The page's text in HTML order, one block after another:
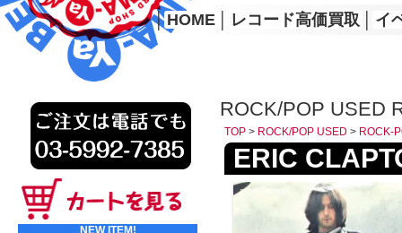
│ HOME レコード高価買取 イ
NEW ITEM!
ROCK/POP USED
TOP > ROCK/POP USED > ROCK-
ERIC